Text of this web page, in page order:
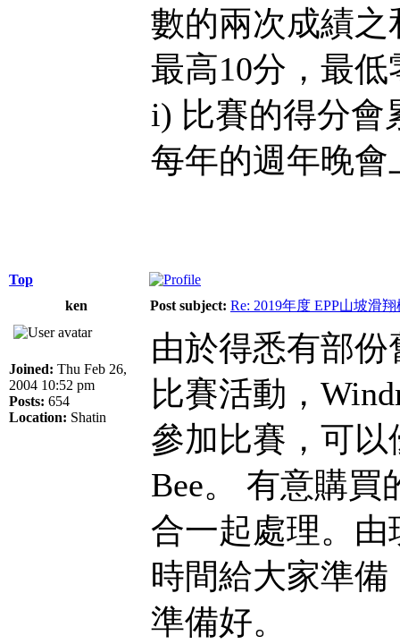
數的兩次成績
最高10分，最低
i) 比賽的得分會
每年的週年晚
Top
ken
Post subject: Re: 2019年度 EPP山坡滑
Joined: Thu Feb 26,
2004 10:52 pm
Posts: 654
Location: Shatin
由於得悉有部份
比賽活動，
參加比賽，可以
Bee。 有意購買
合一起處理。
時間給大家準
準備好。